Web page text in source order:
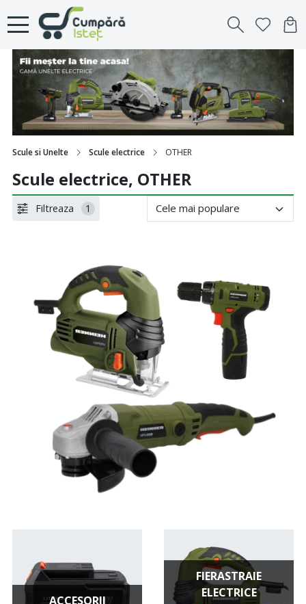
Scule si Unelte Scule electrice OTHER
Scule electrice, OTHER
Filtreaza 1
ACCESORII
FIERASTRAIE
ELECTRICE